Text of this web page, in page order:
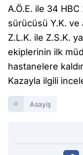
A.Ö.E. ile 34
sürücüsü Y.K. ve
Z.L.K. ile Z.S.K.
ekiplerinin ilk
hastanelere
Kazayla ilgili
Asayiş